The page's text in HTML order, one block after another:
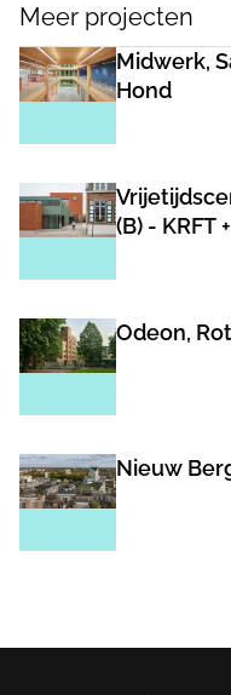
Meer projecten
Midwerk,
Hond
(B) - KRFT
Odeon,
Nieuw